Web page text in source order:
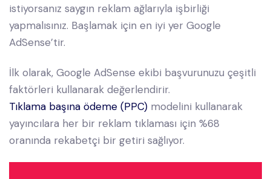
istiyorsanız saygın reklam ağlarıyla işbirliği
yapmalısınız. Başlamak için en iyi yer Google
AdSense’tir.
İlk olarak, Google AdSense ekibi başvurunuzu çeşitli
faktörleri kullanarak değerlendirir.
Tıklama başına ödeme (PPC) modelini kullanarak
yayıncılara her bir reklam tıklaması için %68
oranında rekabetçi bir getiri sağlıyor.